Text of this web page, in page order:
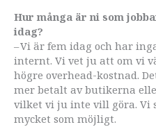
Hur många är ni som
idag?
– Vi är fem idag och har
internt. Vi vet ju att om vi
högre overhead-kostnad.
mer betalt av butikerna
vilket vi ju inte vill göra. Vi
mycket som möjligt.